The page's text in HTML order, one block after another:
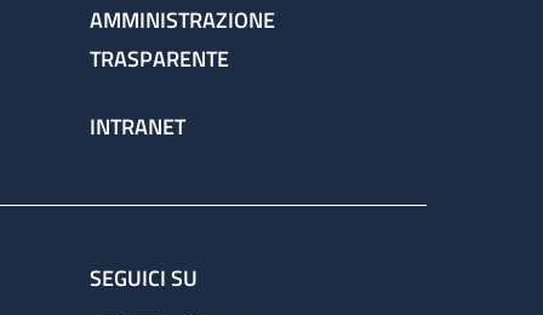
AMMINISTRAZIONE
TRASPARENTE
INTRANET
SEGUICI SU